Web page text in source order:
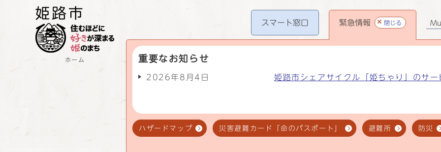
ホーム
スマート窓口 緊急情報 閉じる
重要なお知らせ
2026年8月4日 姫路市シェアサイクル「姫ちゃり」のサ
ハザードマップ 災害避難カード「命のパスポート」 避難所 防災